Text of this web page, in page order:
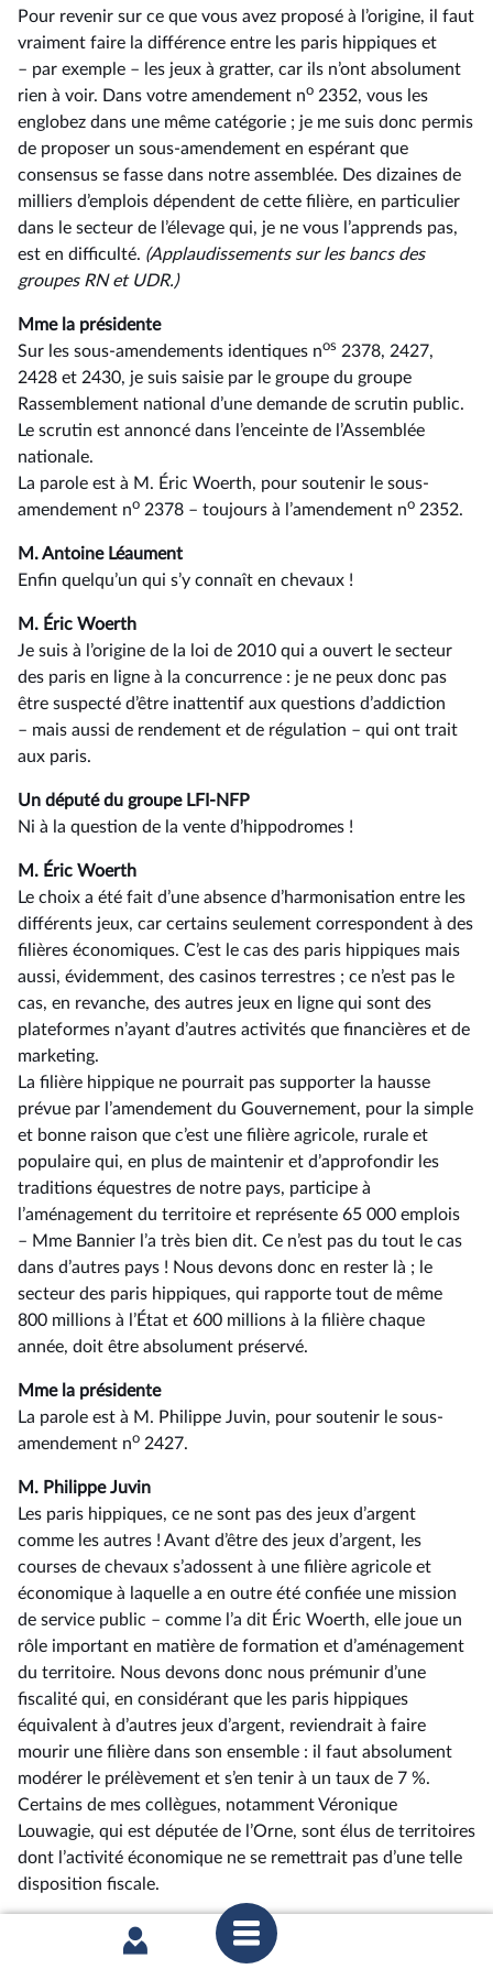
Pour revenir sur ce que vous avez proposé à l’origine, il faut
vraiment faire la différence entre les paris hippiques et
–⁠ par exemple – les jeux à gratter, car ils n’ont absolument
rien à voir. Dans votre amendement no 2352, vous les
englobez dans une même catégorie ; je me suis donc permis
de proposer un sous-amendement en espérant que
consensus se fasse dans notre assemblée. Des dizaines de
milliers d’emplois dépendent de cette filière, en particulier
dans le secteur de l’élevage qui, je ne vous l’apprends pas,
est en difficulté. (Applaudissements sur les bancs des
groupes RN et UDR.)
Mme la présidente
Sur les sous-amendements identiques nos 2378, 2427,
2428 et 2430, je suis saisie par le groupe du groupe
Rassemblement national d’une demande de scrutin public.
Le scrutin est annoncé dans l’enceinte de l’Assemblée
nationale.
La parole est à M. Éric Woerth, pour soutenir le sous-
amendement no 2378 –⁠ toujours à l’amendement no 2352.
M. Antoine Léaument
Enfin quelqu’un qui s’y connaît en chevaux !
M. Éric Woerth
Je suis à l’origine de la loi de 2010 qui a ouvert le secteur
des paris en ligne à la concurrence : je ne peux donc pas
être suspecté d’être inattentif aux questions d’addiction
–⁠ mais aussi de rendement et de régulation – qui ont trait
aux paris.
Un député du groupe LFI-NFP
Ni à la question de la vente d’hippodromes !
M. Éric Woerth
Le choix a été fait d’une absence d’harmonisation entre les
différents jeux, car certains seulement correspondent à des
filières économiques. C’est le cas des paris hippiques mais
aussi, évidemment, des casinos terrestres ; ce n’est pas le
cas, en revanche, des autres jeux en ligne qui sont des
plateformes n’ayant d’autres activités que financières et de
marketing.
La filière hippique ne pourrait pas supporter la hausse
prévue par l’amendement du Gouvernement, pour la simple
et bonne raison que c’est une filière agricole, rurale et
populaire qui, en plus de maintenir et d’approfondir les
traditions équestres de notre pays, participe à
l’aménagement du territoire et représente 65 000 emplois
–⁠ Mme Bannier l’a très bien dit. Ce n’est pas du tout le cas
dans d’autres pays ! Nous devons donc en rester là ; le
secteur des paris hippiques, qui rapporte tout de même
800 millions à l’État et 600 millions à la filière chaque
année, doit être absolument préservé.
Mme la présidente
La parole est à M. Philippe Juvin, pour soutenir le sous-
amendement no 2427.
M. Philippe Juvin
Les paris hippiques, ce ne sont pas des jeux d’argent
comme les autres ! Avant d’être des jeux d’argent, les
courses de chevaux s’adossent à une filière agricole et
économique à laquelle a en outre été confiée une mission
de service public –⁠ comme l’a dit Éric Woerth, elle joue un
rôle important en matière de formation et d’aménagement
du territoire. Nous devons donc nous prémunir d’une
fiscalité qui, en considérant que les paris hippiques
équivalent à d’autres jeux d’argent, reviendrait à faire
mourir une filière dans son ensemble : il faut absolument
modérer le prélèvement et s’en tenir à un taux de 7 %.
Certains de mes collègues, notamment Véronique
Louwagie, qui est députée de l’Orne, sont élus de territoires
dont l’activité économique ne se remettrait pas d’une telle
disposition fiscale.
M. Philippe Gosselin